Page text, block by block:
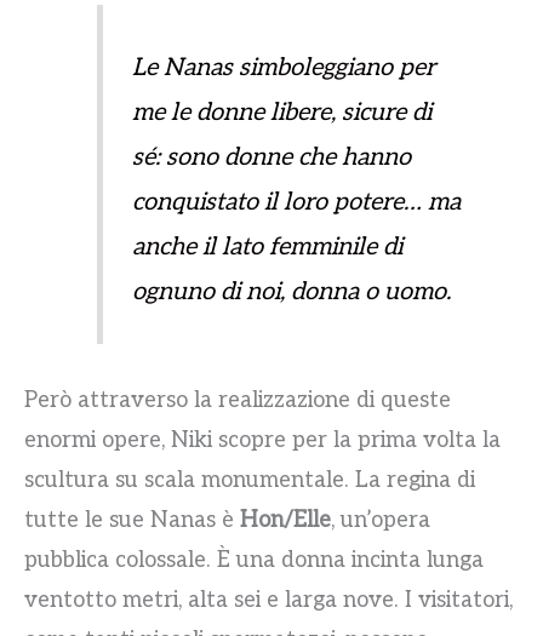
Le Nanas simboleggiano per
me le donne libere, sicure di
sé: sono donne che hanno
conquistato il loro potere… ma
anche il lato femminile di
ognuno di noi, donna o uomo.
Però attraverso la realizzazione di queste
enormi opere, Niki scopre per la prima volta la
scultura su scala monumentale. La regina di
tutte le sue Nanas è Hon/Elle, un’opera
pubblica colossale. È una donna incinta lunga
ventotto metri, alta sei e larga nove. I visitatori,